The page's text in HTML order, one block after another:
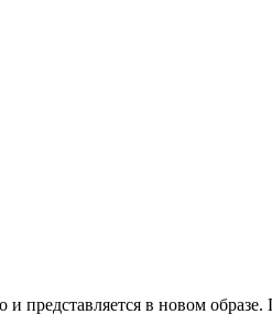
представляется в новом